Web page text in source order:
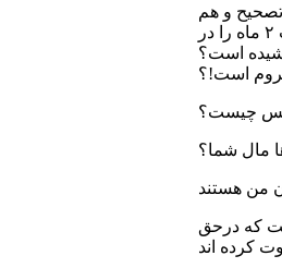
و هم
چنین «گزارش نویس» این روزنامه بوده است؛ و تنها فرداین روزنامه می باشد که بخاطر حضور و کارش در این روزنامه دستگیر و مدت ۲ ماه را در
است؟
است!؟
پس چیست؟
مال شما؟
که درحق